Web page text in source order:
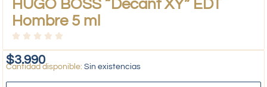
HUGO BOSS “Decant XY” EDT
Hombre 5 ml
$3.990 Sin existencias